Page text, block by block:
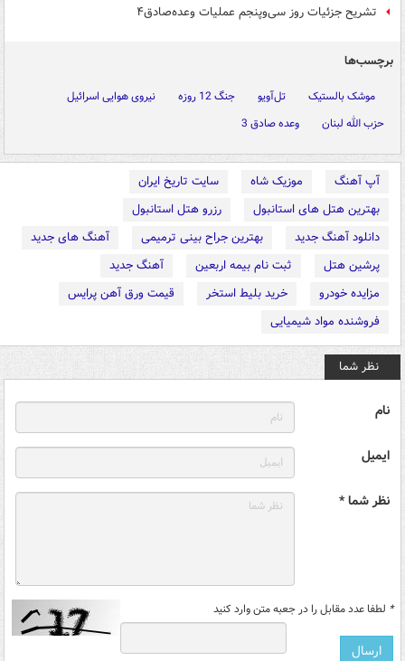
تشریح جزئیات روز سی‌وپنجم عملیات وعده‌صادق۴
برچسب‌ها
موشک بالستیک تل‌آویو جنگ 12 روزه
نیروی هوایی اسرائیل
حزب الله لبنان
وعده صادق 3
آپ آهنگ موزیک شاه
سایت تاریخ ایران
بهترین هتل های استانبول
رزرو هتل استانبول
دانلود آهنگ جدید
بهترین جراح بینی ترمیمی
آهنگ های جدید
پرشین هتل
ثبت نام بیمه اربعین
آهنگ جدید
مزایده خودرو
خرید بلیط استخر
قیمت ورق آهن پرایس
فروشنده مواد شیمیایی
نظر شما
نام
ایمیل
نظر شما *
* لطفا عدد مقابل را در جعبه متن وارد کنید